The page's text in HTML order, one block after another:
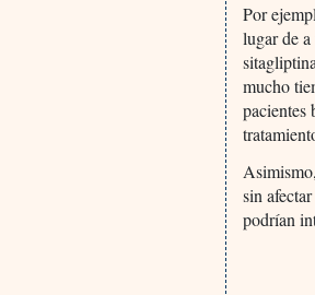
Por
lugar de
mucho
pacientes
sin
podrían